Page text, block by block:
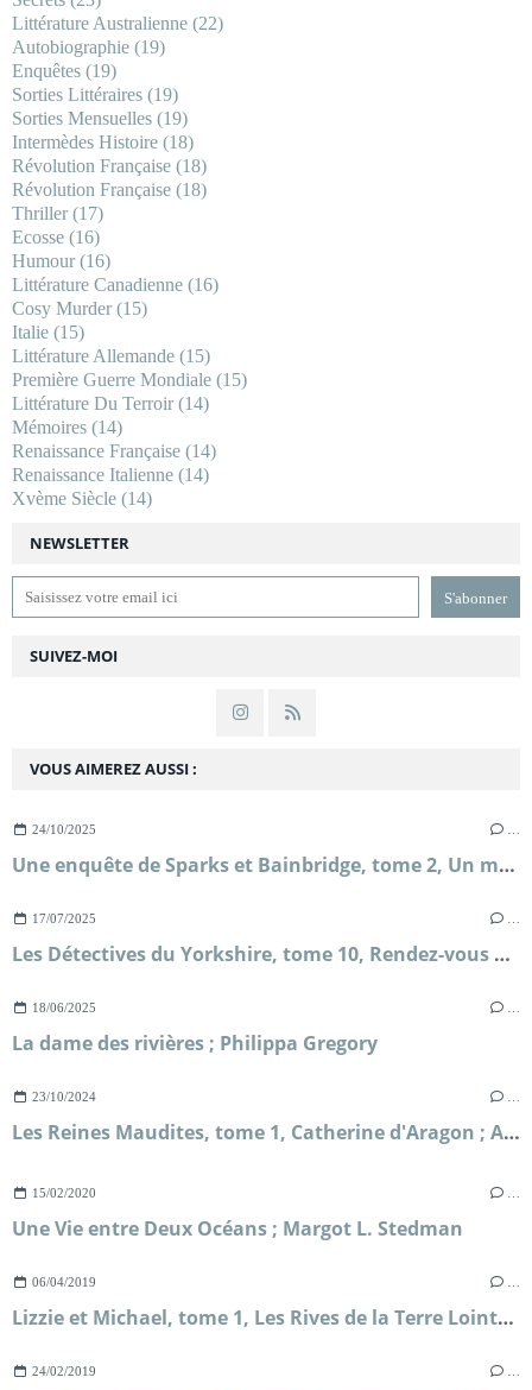
NEWSLETTER
SUIVEZ-MOI
VOUS AIMEREZ AUSSI :
24/10/2025
Une enquête de Sparks et Bainbridge, tome 2, Un mariage royal ; Allison Montclair
17/07/2025
Les Détectives du Yorkshire, tome 10, Rendez-vous avec le destin ; Julia Chapman
18/06/2025
La dame des rivières ; Philippa Gregory
23/10/2024
Les Reines Maudites, tome 1, Catherine d'Aragon ; Alison Weir
15/02/2020
Une Vie entre Deux Océans ; Margot L. Stedman
06/04/2019
Lizzie et Michael, tome 1, Les Rives de la Terre Lointaine ; Sarah Lark
24/02/2019
Littérature Australienne (22)
Autobiographie (19)
Enquêtes (19)
Sorties Littéraires (19)
Sorties Mensuelles (19)
Intermèdes Histoire (18)
Révolution Française (18)
Révolution Française (18)
Thriller(17)
Ecosse (16)
Humour(16)
Littérature Canadienne (16)
Cosy Murder(15)
Italie (15)
Littérature Allemande (15)
Première Guerre Mondiale (15)
Littérature Du Terroir(14)
Mémoires (14)
Renaissance Française (14)
Renaissance Italienne (14)
Xvème Siècle (14)